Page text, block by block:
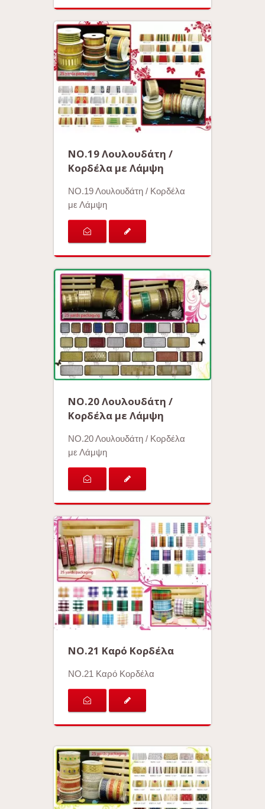
ΝΟ.19 Λουλουδάτη /
Κορδέλα με Λάμψη
ΝΟ.19 Λουλουδάτη / Κορδέλα
με Λάμψη
ΝΟ.20 Λουλουδάτη /
Κορδέλα με Λάμψη
ΝΟ.20 Λουλουδάτη / Κορδέλα
με Λάμψη
ΝΟ.21 Καρό Κορδέλα
ΝΟ.21 Καρό Κορδέλα